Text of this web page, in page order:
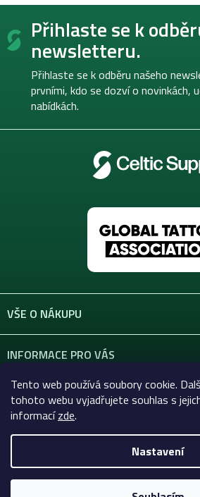
Tento web používá soubory cookie.
tohoto webu vyjadřujete souhlas s
informacízde.
Nastavení
Z
Přihlaste se k
newsletteru.
Přihlaste se k odběru našeho
prvními, kdo se dozví o novinkách,
nabídkách.
VŠE O NÁKUPU
INFORMACE PRO VÁS
KONTAKT
Copyright 2026Celtic-Supply.cz |